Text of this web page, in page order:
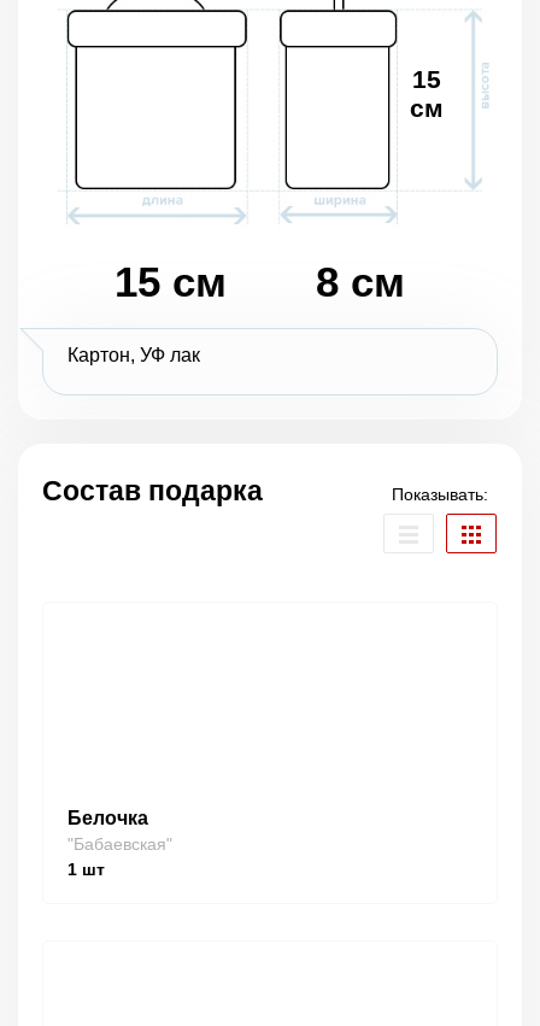
15 см 8 см
15
см
Картон, УФ лак
Состав подарка Показывать:
Белочка
"Бабаевская"
1 шт